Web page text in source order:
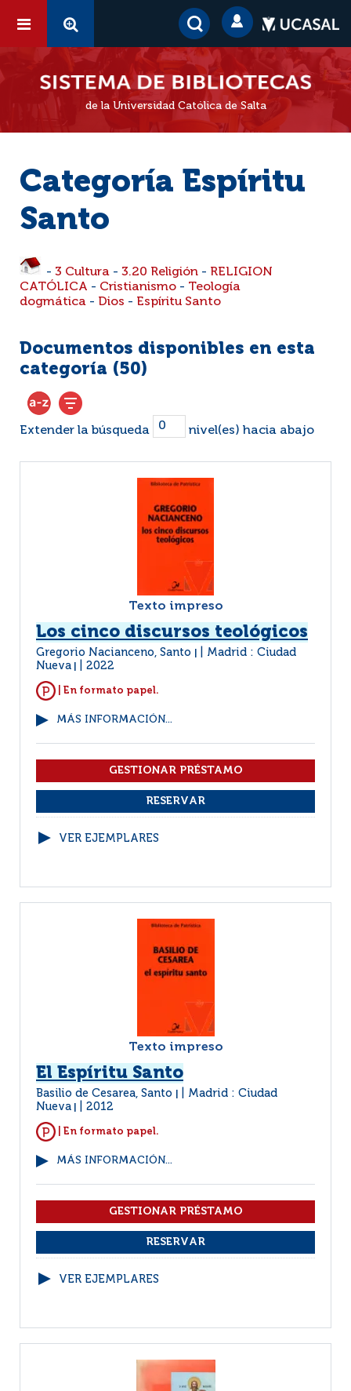
de la Universidad Católica de Salta
Categoría Espíritu
Santo
- 3 Cultura - 3.20 Religión - RELIGION
CATÓLICA - Cristianismo - Teología
dogmática - Dios - Espíritu Santo
Documentos disponibles en esta
categoría (50)
Extender la búsqueda nivel(es) hacia abajo
Texto impreso
Los cinco discursos teológicos
Gregorio Nacianceno, Santo
Madrid : Ciudad
Nueva
2022
| En formato papel.
MÁS INFORMACIÓN...
VER EJEMPLARES
Texto impreso
El Espíritu Santo
Basilio de Cesarea, Santo
Madrid : Ciudad
Nueva
2012
| En formato papel.
MÁS INFORMACIÓN...
VER EJEMPLARES